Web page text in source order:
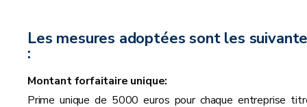
Les mesures adoptées sont les
:
Montant forfaitaire unique:
Prime unique de 5000 euros pour chaque entreprise